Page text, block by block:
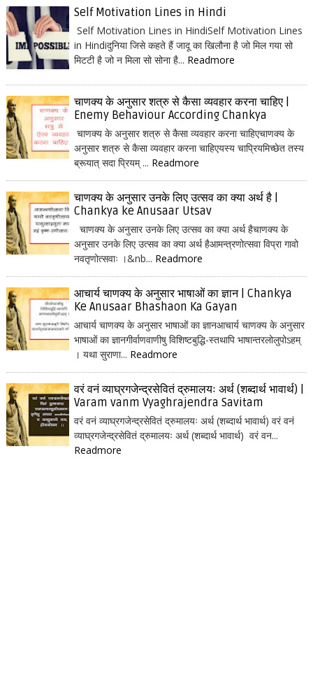
Self Motivation Lines in Hindi
Self Motivation Lines in HindiSelf Motivation Lines
in Hindiदुनिया जिसे कहते हैं जादू का खिलौना है जो मिल गया सो
मिटटी है जो न मिला सो सोना है... Readmore
चाणक्य के अनुसार शत्रु से कैसा व्यवहार करना चाहिए |
Enemy Behaviour According Chankya
चाणक्य के अनुसार शत्रु से कैसा व्यवहार करना चाहिएचाणक्य के
अनुसार शत्रु से कैसा व्यवहार करना चाहिएयस्य चाप्रियमिच्छेत तस्य
ब्रूयात् सदा प्रियम् ... Readmore
चाणक्य के अनुसार उनके लिए उत्सव का क्या अर्थ है |
Chankya ke Anusaar Utsav
चाणक्य के अनुसार उनके लिए उत्सव का क्या अर्थ हैचाणक्य के
अनुसार उनके लिए उत्सव का क्या अर्थ हैआमन्त्रणोत्सवा विप्रा गावो
नवतृणोत्सवाः ।&nb... Readmore
आचार्य चाणक्य के अनुसार भाषाओं का ज्ञान | Chankya
Ke Anusaar Bhashaon Ka Gayan
आचार्य चाणक्य के अनुसार भाषाओं का ज्ञानआचार्य चाणक्य के अनुसार
भाषाओं का ज्ञानगीर्वाणवाणीषु विशिष्टबुद्धि-स्तथापि भाषान्तरलोलुपोऽहम्
। यथा सुराणा... Readmore
वरं वनं व्याघ्रगजेन्द्रसेवितं द्रुमालयः अर्थ (शब्दार्थ भावार्थ) |
Varam vanm Vyaghrajendra Savitam
वरं वनं व्याघ्रगजेन्द्रसेवितं द्रुमालयः अर्थ (शब्दार्थ भावार्थ) वरं वनं
व्याघ्रगजेन्द्रसेवितं द्रुमालयः अर्थ (शब्दार्थ भावार्थ) वरं वन...
Readmore